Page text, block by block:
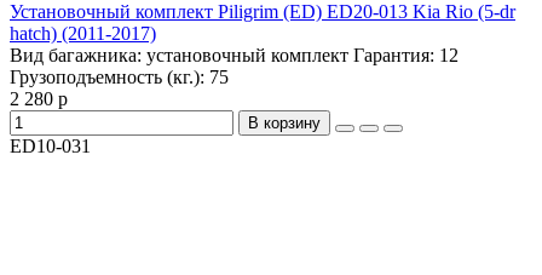
Установочный комплект Piligrim (ED) ED20-013 Kia Rio (5-dr
hatch) (2011-2017)
Вид багажника: установочный комплект Гарантия: 12
Грузоподъемность (кг.): 75
2 280 р
В корзину
ED10-031